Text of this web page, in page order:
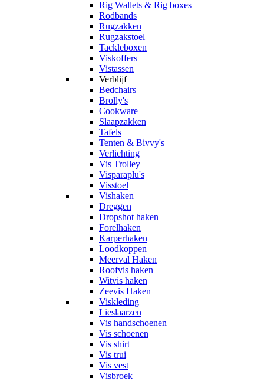
Rig Wallets & Rig boxes
Rodbands
Rugzakken
Rugzakstoel
Tackleboxen
Viskoffers
Vistassen
Verblijf
Bedchairs
Brolly's
Cookware
Slaapzakken
Tafels
Tenten & Bivvy's
Verlichting
Vis Trolley
Visparaplu's
Visstoel
Vishaken
Dreggen
Dropshot haken
Forelhaken
Karperhaken
Loodkoppen
Meerval Haken
Roofvis haken
Witvis haken
Zeevis Haken
Viskleding
Lieslaarzen
Vis handschoenen
Vis schoenen
Vis shirt
Vis trui
Vis vest
Visbroek